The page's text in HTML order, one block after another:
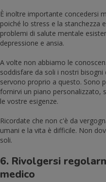
È inoltre importante concedersi
poiché lo stress e la stanchezza
problemi di salute mentale
depressione e ansia.
A volte non abbiamo le
soddisfare da soli i nostri
servono proprio a questo. Sono
fornirvi un piano personalizzato,
le vostre esigenze.
Ricordate che non c'è da
umani e la vita è difficile. Non
soli.
6. Rivolgersi
medico